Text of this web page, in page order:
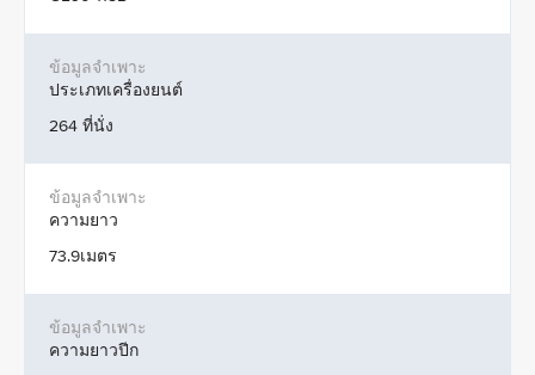
ประเภทเครื่องยนต์
264 ที่นั่ง
ความยาว
73.9เมตร
ความยาวปีก